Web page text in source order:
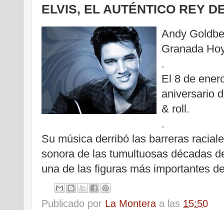
ELVIS, EL AUTÉNTICO REY
Andy
Granada
.
El 8 de
aniversario
& roll.
.
Su música derribó las barreras
sonora de las tumultuosas décadas
una de las figuras más importantes
Publicado por La Montera a las 15:50